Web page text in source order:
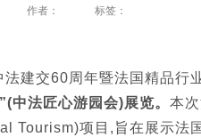
作者： 标签：
建交60周年暨法国精品行
法匠心游园会)展览。 本
Tourism)项目,旨在展示法